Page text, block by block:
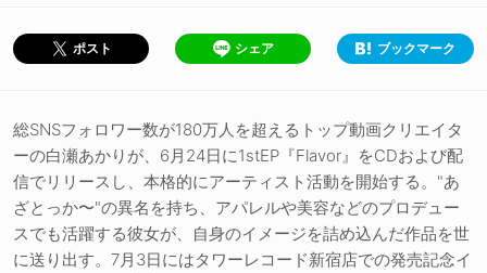
ポスト シェア ブックマーク
総SNSフォロワー数が180万人を超えるトップ動画クリエイタ
ーの白瀬あかりが、6月24日に1stEP『Flavor』をCDおよび配
信でリリースし、本格的にアーティスト活動を開始する。"あ
ざとっか〜"の異名を持ち、アパレルや美容などのプロデュー
スでも活躍する彼女が、自身のイメージを詰め込んだ作品を世
に送り出す。7月3日にはタワーレコード新宿店での発売記念イ